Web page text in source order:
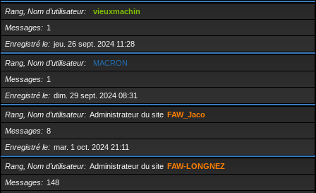
Rang, Nom d’utilisateur
vieuxmachin
Messages
1
Enregistré le
jeu. 26 sept. 2024 11:28
Rang, Nom d’utilisateur
MACRON
Messages
1
Enregistré le
dim. 29 sept. 2024 08:31
Rang, Nom d’utilisateur Administrateur du site FAW_Jaco
Messages
8
Enregistré le
mar. 1 oct. 2024 21:11
Rang, Nom d’utilisateur Administrateur du site FAW-LONGNEZ
Messages
148